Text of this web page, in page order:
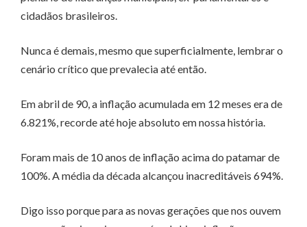
cidadãos brasileiros.
Nunca é demais, mesmo que superficialmente, lembrar o
cenário crítico que prevalecia até então.
Em abril de 90, a inflação acumulada em 12 meses era de
6.821%, recorde até hoje absoluto em nossa história.
Foram mais de 10 anos de inflação acima do patamar de
100%. A média da década alcançou inacreditáveis 694%.
Digo isso porque para as novas gerações que nos ouvem